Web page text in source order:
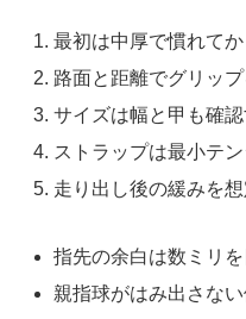
最初は中厚で慣れて
路面と距離でグリッ
サイズは幅と甲も確認
ストラップは最小テ
走り出し後の緩みを
指先の余白は数ミリ
親指球がはみ出さな